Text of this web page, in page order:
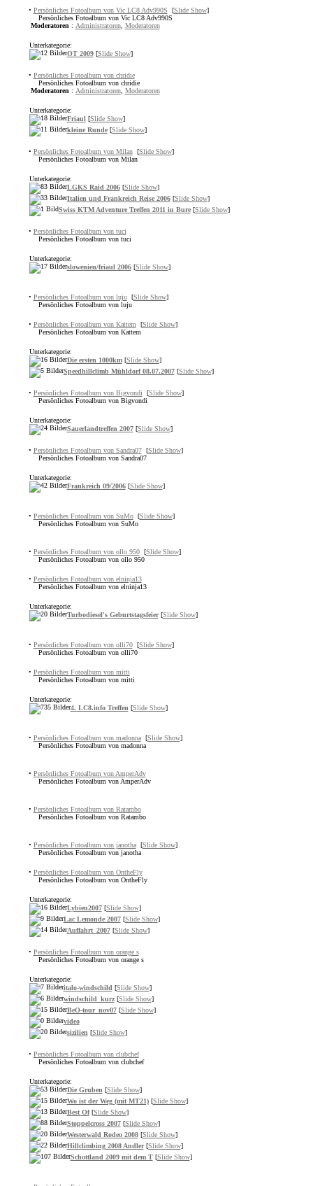
• Persönliches Fotoalbum von Vic LC8 Adv990S [Slide Show]
Persönliches Fotoalbum von Vic LC8 Adv990S
Moderatoren : Administratoren, Moderatoren
Unterkategorie:
OT 2009[Slide Show]
• Persönliches Fotoalbum von chridie
Persönliches Fotoalbum von chridie
Moderatoren : Administratoren, Moderatoren
Unterkategorie:
Friaul[Slide Show]
kleine Runde[Slide Show]
• Persönliches Fotoalbum von Milan [Slide Show]
Persönliches Fotoalbum von Milan
Unterkategorie:
LGKS Raid 2006[Slide Show]
Italien und Frankreich Reise 2006[Slide Show]
Swiss KTM Adventure Treffen 2011 in Bure[Slide Show]
• Persönliches Fotoalbum von tuci
Persönliches Fotoalbum von tuci
Unterkategorie:
slowenien/friaul 2006[Slide Show]
• Persönliches Fotoalbum von luju [Slide Show]
Persönliches Fotoalbum von luju
• Persönliches Fotoalbum von Kattem [Slide Show]
Persönliches Fotoalbum von Kattem
Unterkategorie:
Die ersten 1000km[Slide Show]
Speedhillclimb Mühldorf 08.07.2007[Slide Show]
• Persönliches Fotoalbum von Bigvondi [Slide Show]
Persönliches Fotoalbum von Bigvondi
Unterkategorie:
Sauerlandtreffen 2007[Slide Show]
• Persönliches Fotoalbum von Sandra07 [Slide Show]
Persönliches Fotoalbum von Sandra07
Unterkategorie:
Frankreich 09/2006[Slide Show]
• Persönliches Fotoalbum von SuMo [Slide Show]
Persönliches Fotoalbum von SuMo
• Persönliches Fotoalbum von ollo 950 [Slide Show]
Persönliches Fotoalbum von ollo 950
• Persönliches Fotoalbum von elninja13
Persönliches Fotoalbum von elninja13
Unterkategorie:
Turbodiesel's Geburtstagsfeier[Slide Show]
• Persönliches Fotoalbum von olli70 [Slide Show]
Persönliches Fotoalbum von olli70
• Persönliches Fotoalbum von mitti
Persönliches Fotoalbum von mitti
Unterkategorie:
4. LC8.info Treffen[Slide Show]
• Persönliches Fotoalbum von madonna [Slide Show]
Persönliches Fotoalbum von madonna
• Persönliches Fotoalbum von AmperAdv
Persönliches Fotoalbum von AmperAdv
• Persönliches Fotoalbum von Ratambo
Persönliches Fotoalbum von Ratambo
• Persönliches Fotoalbum von janotha [Slide Show]
Persönliches Fotoalbum von janotha
• Persönliches Fotoalbum von OntheFly
Persönliches Fotoalbum von OntheFly
Unterkategorie:
Lybien2007[Slide Show]
Lac Lemonde 2007[Slide Show]
Auffahrt_2007[Slide Show]
• Persönliches Fotoalbum von orange s
Persönliches Fotoalbum von orange s
Unterkategorie:
italo-windschild[Slide Show]
windschild_kurz[Slide Show]
BeO-tour_nov07[Slide Show]
video
sizilien[Slide Show]
• Persönliches Fotoalbum von clubchef
Persönliches Fotoalbum von clubchef
Unterkategorie:
Die Gruben[Slide Show]
Wo ist der Weg (mit MT21)[Slide Show]
Best Of[Slide Show]
Stoppelcross 2007[Slide Show]
Westerwald Rodeo 2008[Slide Show]
Hillclimbing 2008 Andler[Slide Show]
Schottland 2009 mit dem T[Slide Show]